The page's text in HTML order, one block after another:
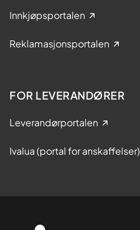
Innkjøpsportalen
Reklamasjonsportalen
FOR LEVERANDØRER
Leverandørportalen
Ivalua (portal for anskaffelser)